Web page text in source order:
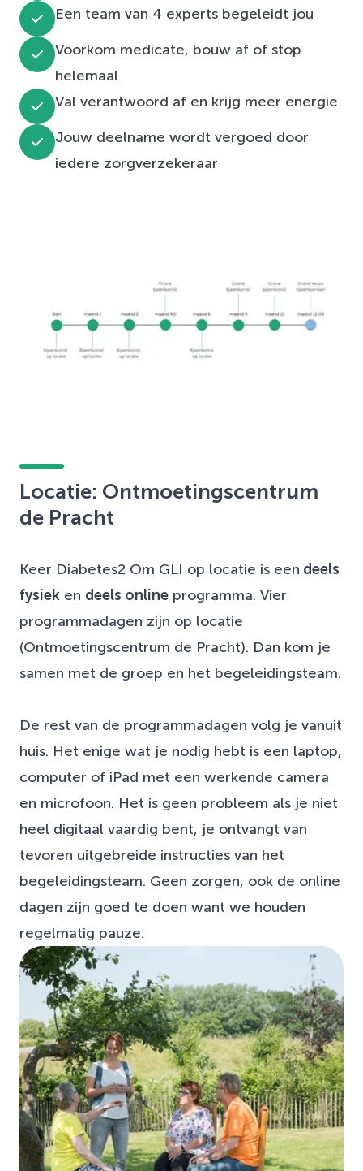
Een team van 4 experts begeleidt jou
Voorkom medicate, bouw af of stop
helemaal
Val verantwoord af en krijg meer energie
Jouw deelname wordt vergoed door
iedere zorgverzekeraar
Locatie: Ontmoetingscentrum
de Pracht
Keer Diabetes2 Om GLI op locatie is een deels
fysiek en deels online programma. Vier
programmadagen zijn op locatie
(Ontmoetingscentrum de Pracht). Dan kom je
samen met de groep en het begeleidingsteam.
De rest van de programmadagen volg je vanuit
huis. Het enige wat je nodig hebt is een laptop,
computer of iPad met een werkende camera
en microfoon. Het is geen probleem als je niet
heel digitaal vaardig bent, je ontvangt van
tevoren uitgebreide instructies van het
begeleidingsteam. Geen zorgen, ook de online
dagen zijn goed te doen want we houden
regelmatig pauze.